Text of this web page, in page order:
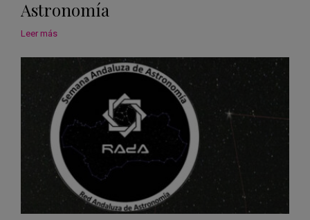
Astronomía
Leer más